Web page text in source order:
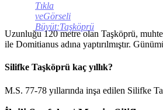
Tıkla
veGörseli
Büyüt:Taşköprü
Uzunluğu 120 metre olan Taşköprü,
ile Domitianus adına yaptırılmıştır.
Silifke Taşköprü kaç yıllık?
M.S. 77-78 yıllarında inşa edilen Silifke